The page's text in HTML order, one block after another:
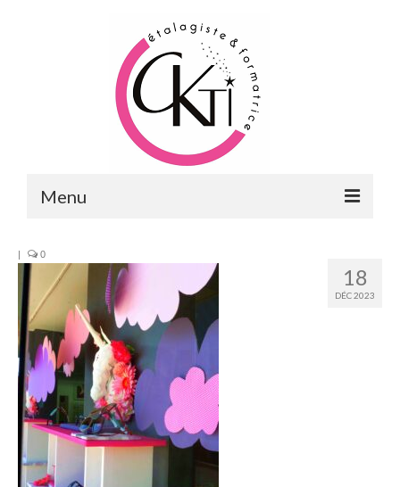
Menu
FORMATIONS
FORMATIONS DU POINT DE VENTE
MERCHANDISING & VITRINES
FORMATIONS RH
FORMATIONS DE FORMATEURS
CONSEILS & PRESTATIONS
18
DÉC 2023
| 0